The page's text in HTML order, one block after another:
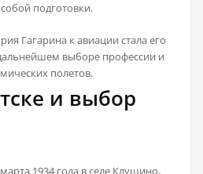
подготовки.
Гагарина к авиации стала его
выборе профессии и
полетов.
и выбор
1934 года в селе Клушино,